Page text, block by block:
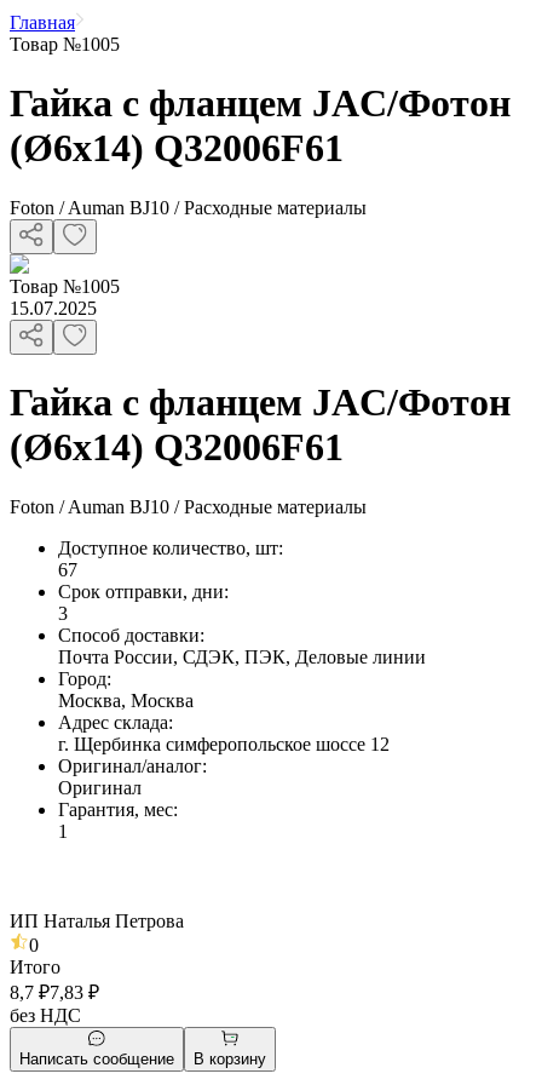
Главная
Товар №1005
Гайка с фланцем JAC/Фотон
(Ø6x14) Q32006F61
Foton / Auman BJ10 / Расходные материалы
Товар №1005
15.07.2025
Гайка с фланцем JAC/Фотон
(Ø6x14) Q32006F61
Foton / Auman BJ10 / Расходные материалы
Доступное количество, шт:
67
Срок отправки, дни:
3
Способ доставки:
Почта России, СДЭК, ПЭК, Деловые линии
Город:
Москва, Москва
Адрес склада:
г. Щербинка симферопольское шоссе 12
Оригинал/аналог:
Оригинал
Гарантия, мес:
1
ИП Наталья Петрова
0
Итого
8,7 ₽7,83 ₽
без НДС
Написать сообщение В корзину